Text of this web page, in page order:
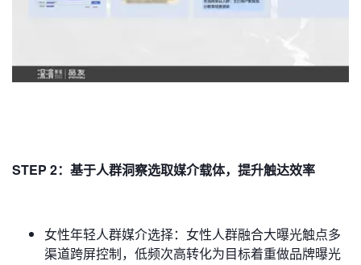
STEP 2：基于人群洞察选取媒介载体，提升触达效率
女性年轻人群媒介选择：女性人群融合大曝光触点多
渠道跨屏控制，低频次高转化为目标着重做品牌曝光